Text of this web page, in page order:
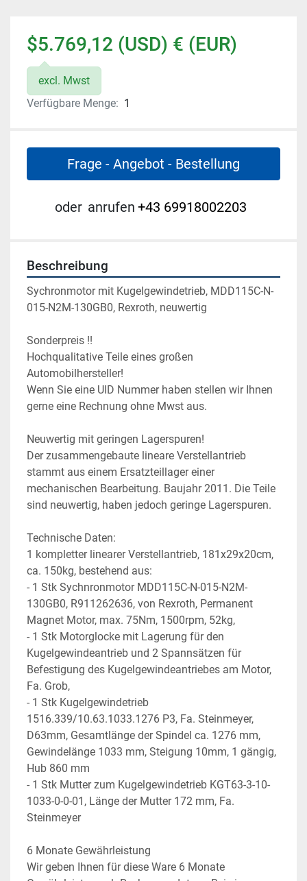
$5.769,12 (USD) € (EUR)
excl. Mwst
Verfügbare Menge: 1
Frage - Angebot - Bestellung
oder anrufen +43 69918002203
Beschreibung
Sychronmotor mit Kugelgewindetrieb, MDD115C-N-
015-N2M-130GB0, Rexroth, neuwertig
Sonderpreis !!
Hochqualitative Teile eines großen
Automobilhersteller!
Wenn Sie eine UID Nummer haben stellen wir Ihnen
gerne eine Rechnung ohne Mwst aus.
Neuwertig mit geringen Lagerspuren!
Der zusammengebaute lineare Verstellantrieb
stammt aus einem Ersatzteillager einer
mechanischen Bearbeitung. Baujahr 2011. Die Teile
sind neuwertig, haben jedoch geringe Lagerspuren.
Technische Daten:
1 kompletter linearer Verstellantrieb, 181x29x20cm,
ca. 150kg, bestehend aus:
- 1 Stk Sychnronmotor MDD115C-N-015-N2M-
130GB0, R911262636, von Rexroth, Permanent
Magnet Motor, max. 75Nm, 1500rpm, 52kg,
- 1 Stk Motorglocke mit Lagerung für den
Kugelgewindeantrieb und 2 Spannsätzen für
Befestigung des Kugelgewindeantriebes am Motor,
Fa. Grob,
- 1 Stk Kugelgewindetrieb
1516.339/10.63.1033.1276 P3, Fa. Steinmeyer,
D63mm, Gesamtlänge der Spindel ca. 1276 mm,
Gewindelänge 1033 mm, Steigung 10mm, 1 gängig,
Hub 860 mm
- 1 Stk Mutter zum Kugelgewindetrieb KGT63-3-10-
1033-0-0-01, Länge der Mutter 172 mm, Fa.
Steinmeyer
6 Monate Gewährleistung
Wir geben Ihnen für diese Ware 6 Monate